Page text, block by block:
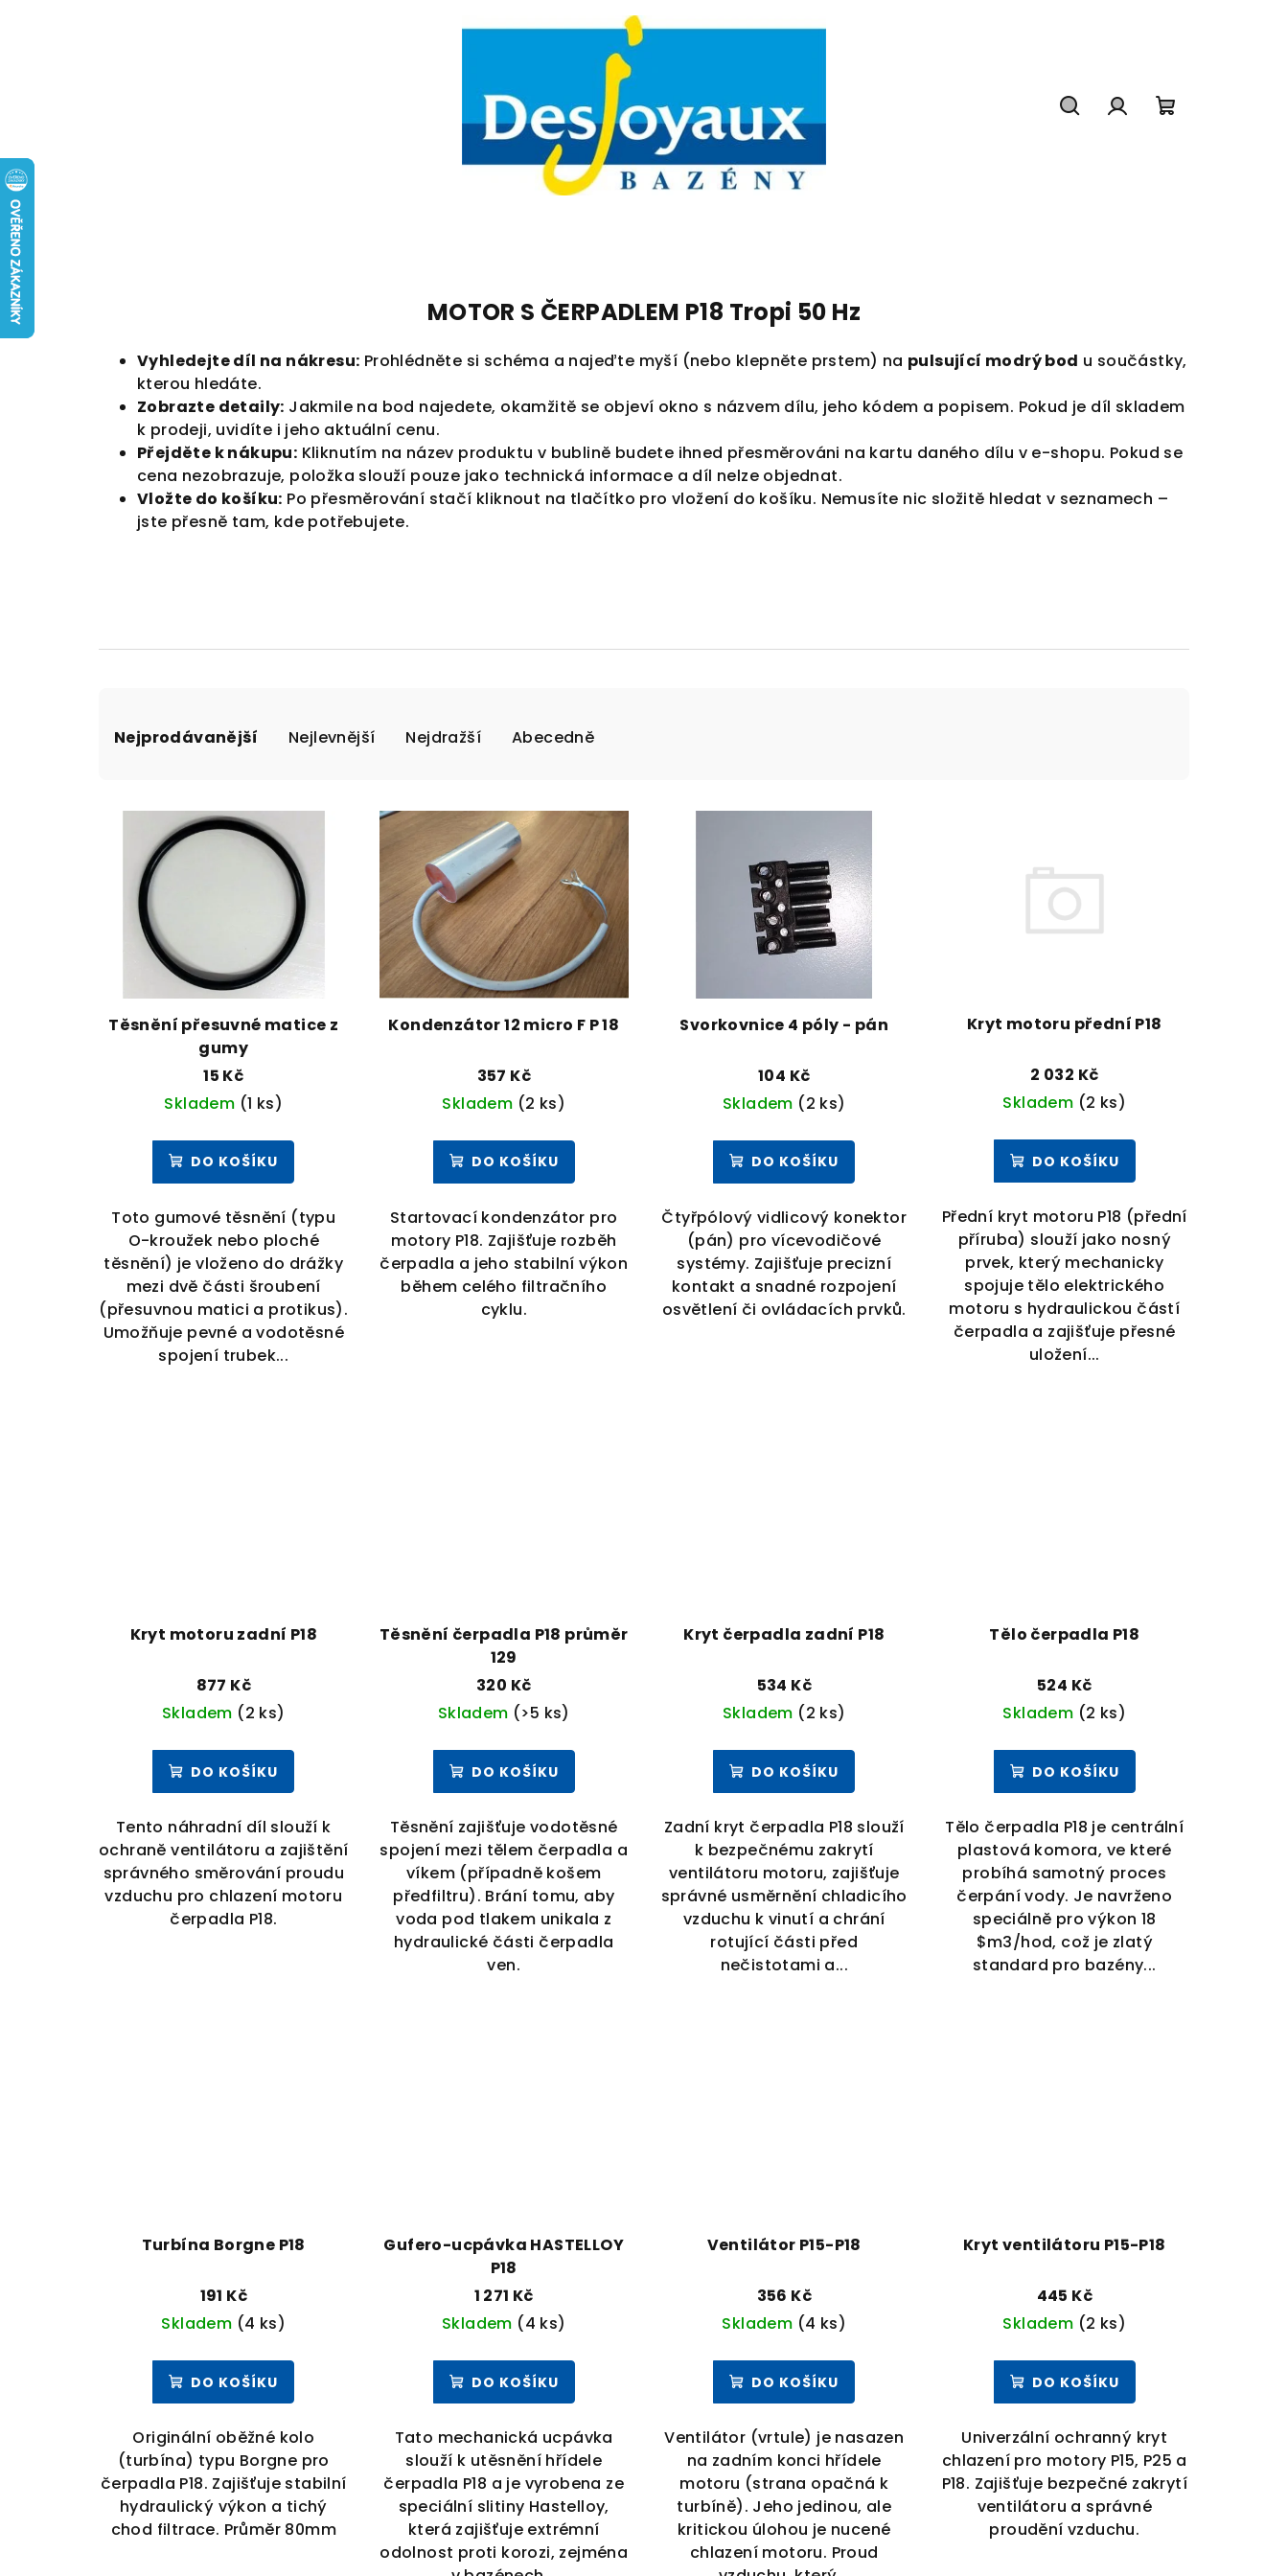
MOTOR S ČERPADLEM P18 Tropi 50 Hz
Vyhledejte díl na nákresu: Prohlédněte si schéma a najeďte myší (nebo klepněte prstem) na pulsující modrý bod u součástky,
kterou hledáte.
Zobrazte detaily: Jakmile na bod najedete, okamžitě se objeví okno s názvem dílu, jeho kódem a popisem. Pokud je díl skladem
k prodeji, uvidíte i jeho aktuální cenu.
Přejděte k nákupu: Kliknutím na název produktu v bublině budete ihned přesměrováni na kartu daného dílu v e-shopu. Pokud se
cena nezobrazuje, položka slouží pouze jako technická informace a díl nelze objednat.
Vložte do košíku: Po přesměrování stačí kliknout na tlačítko pro vložení do košíku. Nemusíte nic složitě hledat v seznamech –
jste přesně tam, kde potřebujete.
a
d
Nejprodávanější Nejlevnější Nejdražší Abecedně
r
ů
Těsnění přesuvné matice z
gumy
15 Kč
Skladem (1 ks)
DO KOŠÍKU
Toto gumové těsnění (typu
O-kroužek nebo ploché
těsnění) je vloženo do drážky
mezi dvě části šroubení
(přesuvnou matici a protikus).
Umožňuje pevné a vodotěsné
spojení trubek...
Kondenzátor 12 micro F P 18
357 Kč
Skladem (2 ks)
DO KOŠÍKU
Startovací kondenzátor pro
motory P18. Zajišťuje rozběh
čerpadla a jeho stabilní výkon
během celého filtračního
cyklu.
Svorkovnice 4 póly - pán
104 Kč
Skladem (2 ks)
DO KOŠÍKU
Čtyřpólový vidlicový konektor
(pán) pro vícevodičové
systémy. Zajišťuje precizní
kontakt a snadné rozpojení
osvětlení či ovládacích prvků.
Kryt motoru přední P18
2 032 Kč
Skladem (2 ks)
DO KOŠÍKU
Přední kryt motoru P18 (přední
příruba) slouží jako nosný
prvek, který mechanicky
spojuje tělo elektrického
motoru s hydraulickou částí
čerpadla a zajišťuje přesné
uložení...
Kryt motoru zadní P18
877 Kč
Skladem (2 ks)
DO KOŠÍKU
Tento náhradní díl slouží k
ochraně ventilátoru a zajištění
správného směrování proudu
vzduchu pro chlazení motoru
čerpadla P18.
Těsnění čerpadla P18 průměr
129
320 Kč
Skladem (>5 ks)
DO KOŠÍKU
Těsnění zajišťuje vodotěsné
spojení mezi tělem čerpadla a
víkem (případně košem
předfiltru). Brání tomu, aby
voda pod tlakem unikala z
hydraulické části čerpadla
ven.
Kryt čerpadla zadní P18
534 Kč
Skladem (2 ks)
DO KOŠÍKU
Zadní kryt čerpadla P18 slouží
k bezpečnému zakrytí
ventilátoru motoru, zajišťuje
správné usměrnění chladicího
vzduchu k vinutí a chrání
rotující části před
nečistotami a...
Tělo čerpadla P18
524 Kč
Skladem (2 ks)
DO KOŠÍKU
Tělo čerpadla P18 je centrální
plastová komora, ve které
probíhá samotný proces
čerpání vody. Je navrženo
speciálně pro výkon 18
$m3/hod, což je zlatý
standard pro bazény...
Turbína Borgne P18
191 Kč
Skladem (4 ks)
DO KOŠÍKU
Originální oběžné kolo
(turbína) typu Borgne pro
čerpadla P18. Zajišťuje stabilní
hydraulický výkon a tichý
chod filtrace. Průměr 80mm
Gufero-ucpávka HASTELLOY
P18
1 271 Kč
Skladem (4 ks)
DO KOŠÍKU
Tato mechanická ucpávka
slouží k utěsnění hřídele
čerpadla P18 a je vyrobena ze
speciální slitiny Hastelloy,
která zajišťuje extrémní
odolnost proti korozi, zejména
Ventilátor P15-P18
356 Kč
Skladem (4 ks)
DO KOŠÍKU
Ventilátor (vrtule) je nasazen
na zadním konci hřídele
motoru (strana opačná k
turbíně). Jeho jedinou, ale
kritickou úlohou je nucené
chlazení motoru. Proud
Kryt ventilátoru P15-P18
445 Kč
Skladem (2 ks)
DO KOŠÍKU
Univerzální ochranný kryt
chlazení pro motory P15, P25 a
P18. Zajišťuje bezpečné zakrytí
ventilátoru a správné
proudění vzduchu.